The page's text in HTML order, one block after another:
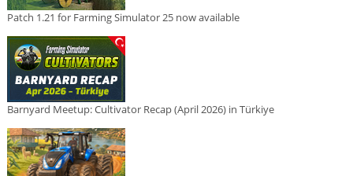
Patch 1.21 for Farming Simulator 25 now available
Barnyard Meetup: Cultivator Recap (April 2026) in Türkiye